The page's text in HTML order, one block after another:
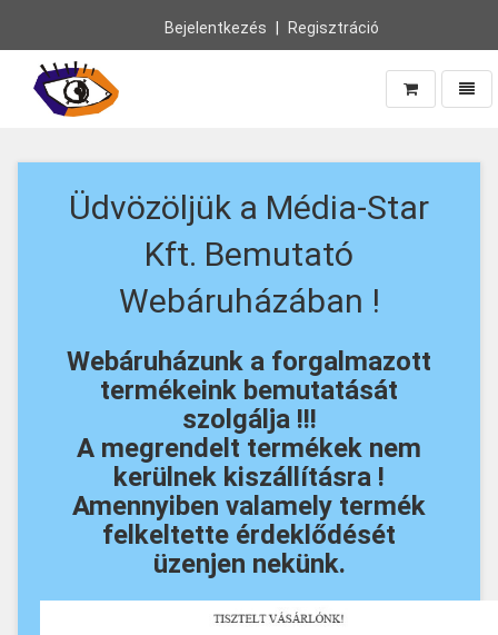
Bejelentkezés Regisztráció
Üdvözöljük a Média-Star
Kft. Bemutató
Webáruházában !
Webáruházunk a forgalmazott
termékeink bemutatását
szolgálja !!!
A megrendelt termékek nem
kerülnek kiszállításra !
Amennyiben valamely termék
felkeltette érdeklődését
üzenjen nekünk.